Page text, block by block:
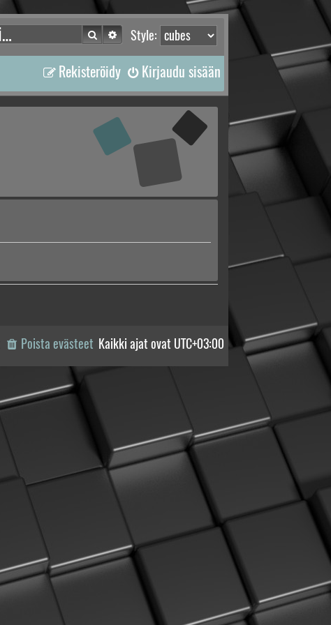
Style:
Etsi Tarkennettu haku
Kirjaudu sisään
Rekisteröidy
Kaikki ajat ovat UTC+03:00
Poista evästeet